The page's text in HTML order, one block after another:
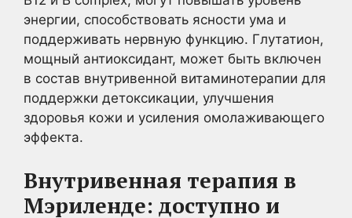
энергии, способствовать ясности ума и
поддерживать нервную функцию. Глутатион,
мощный антиоксидант, может быть включен
в состав внутривенной витаминотерапии для
поддержки детоксикации, улучшения
здоровья кожи и усиления омолаживающего
эффекта.
Внутривенная терапия в
Мэриленде: доступно и